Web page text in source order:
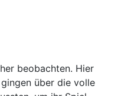
beobachten. Hier
über die volle